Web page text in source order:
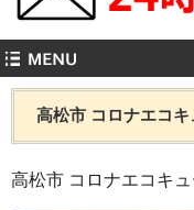
高松市 コロナエコ
高松市 コロナエコキ